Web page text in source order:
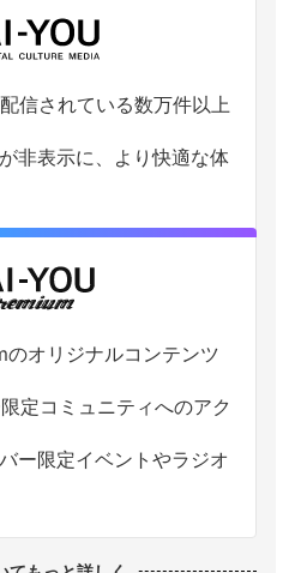
信されている数万件以上
非表示に、より快適な体
オリジナルコンテンツ
定コミュニティへのアク
ー限定イベントやラジオ